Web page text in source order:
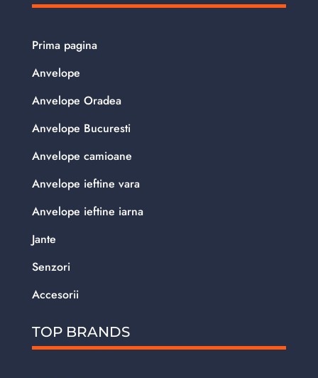
Prima pagina
Anvelope
Anvelope Oradea
Anvelope Bucuresti
Anvelope camioane
Anvelope ieftine vara
Anvelope ieftine iarna
Jante
Senzori
Accesorii
TOP BRANDS